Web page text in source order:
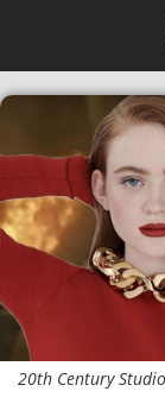
20th Century